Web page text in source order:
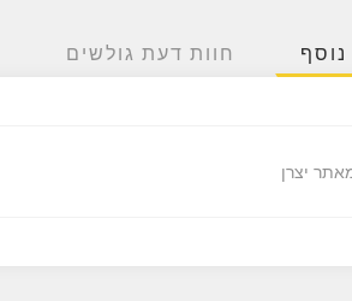
חוות דעת גולשים
יצרן